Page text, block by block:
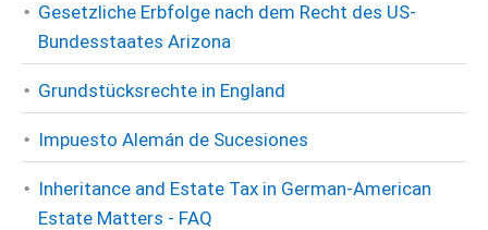
Gesetzliche Erbfolge nach dem Recht des US-
Bundesstaates Arizona
Grundstücksrechte in England
Impuesto Alemán de Sucesiones
Inheritance and Estate Tax in German-American
Estate Matters - FAQ